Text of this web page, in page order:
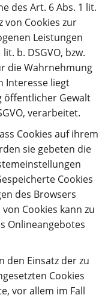
des Art. 6 Abs. 1 lit.
von Cookies zur
Leistungen
b. DSGVO, bzw.
die Wahrnehmung
Interesse liegt
öffentlicher Gewalt
verarbeitet.
Cookies auf ihrem
sie gebeten die
Cookies
des Browsers
Cookies kann zu
Onlineangebotes
den Einsatz der zu
Cookies
vor allem im Fall